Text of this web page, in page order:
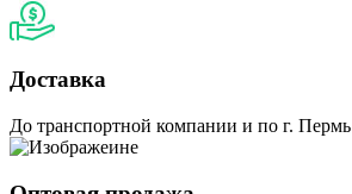
Доставка
До транспортной компании и по г. Пермь